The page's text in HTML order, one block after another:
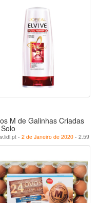
M de Galinhas Criadas
- 2 de Janeiro de 2020 - 2.59